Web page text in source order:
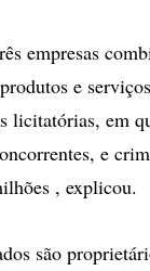
empresas
e
licitatórias, em
e
, explicou.
são